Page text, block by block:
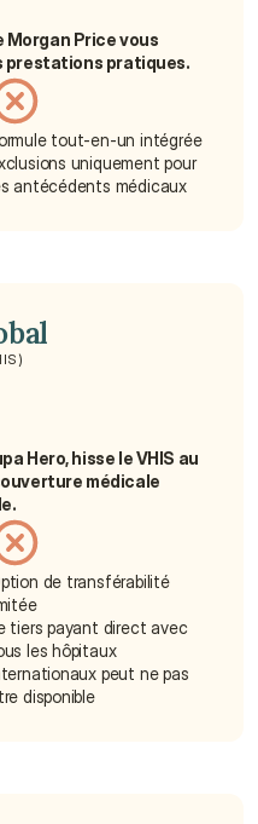
Price vous
prestations pratiques.
tout-en-un intégrée
uniquement pour
antécédents médicaux
Hero, hisse le VHIS au
médicale
de transférabilité
tiers payant direct avec
les hôpitaux
peut ne pas
disponible